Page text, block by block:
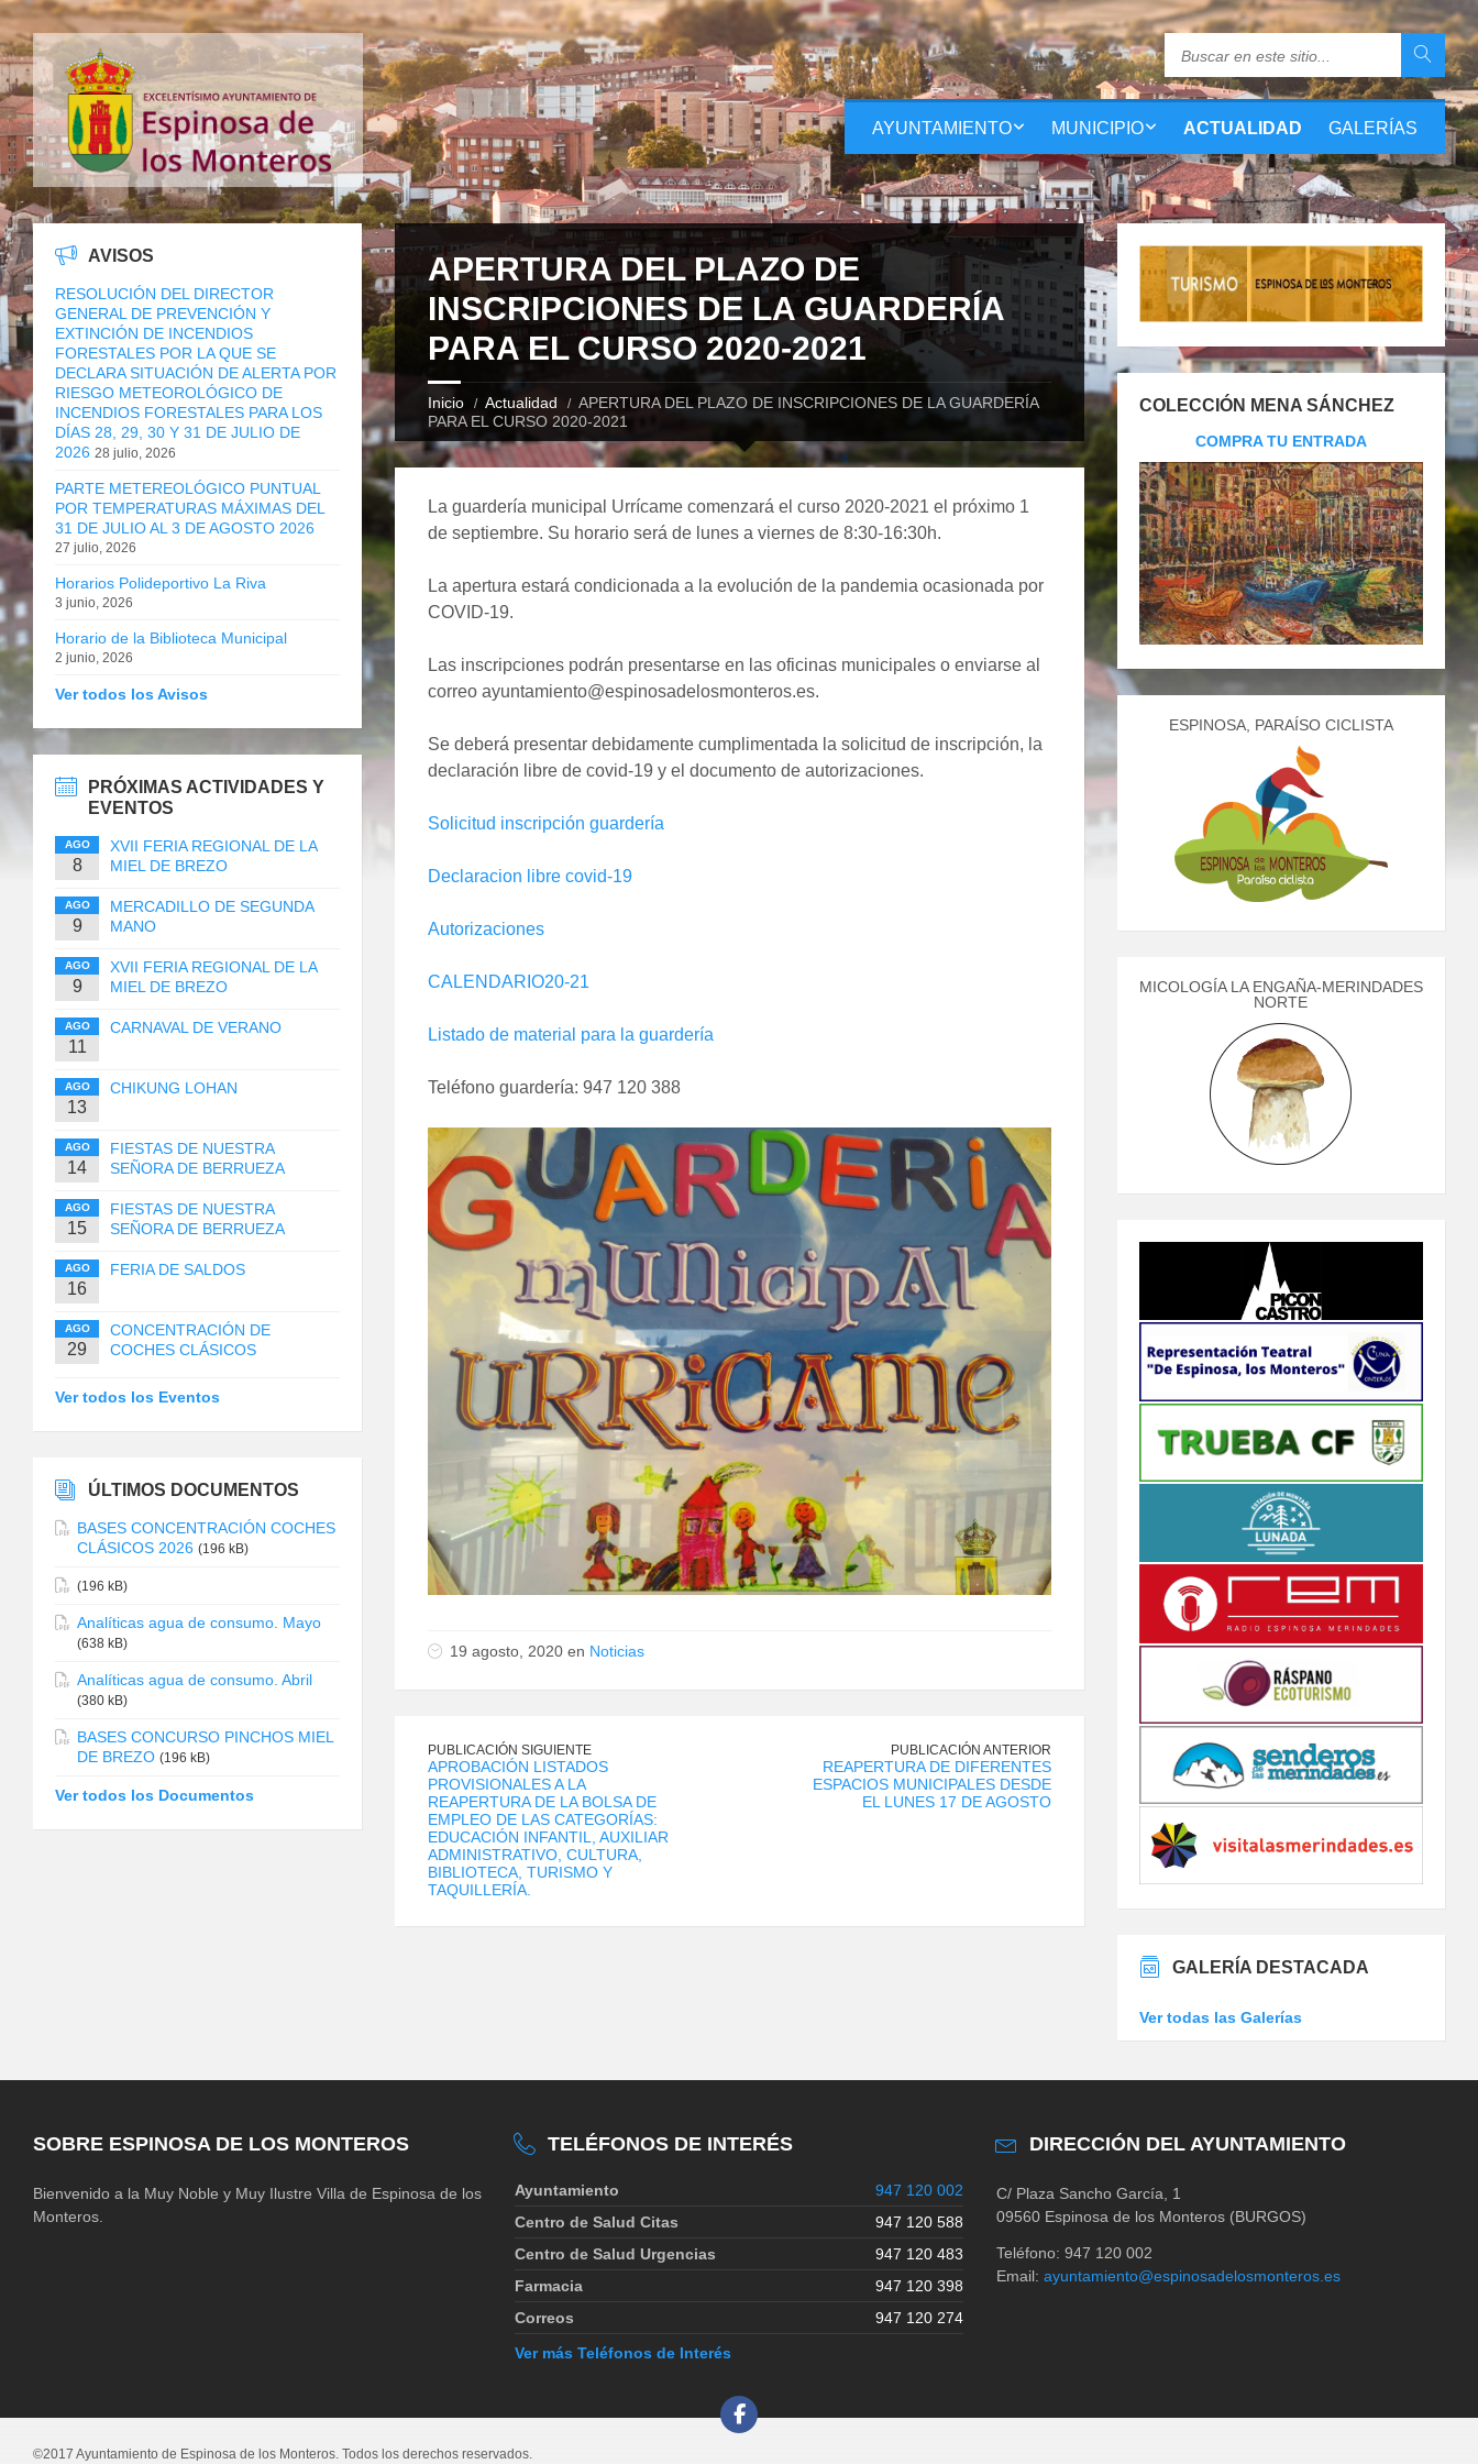
AYUNTAMIENTO MUNICIPIO ACTUALIDAD GALERÍAS
APERTURA DEL PLAZO DE
INSCRIPCIONES DE LA GUARDERÍA
PARA EL CURSO 2020-2021
Inicio Actualidad
APERTURA DEL PLAZO DE INSCRIPCIONES DE LA GUARDERÍA
PARA EL CURSO 2020-2021
La guardería municipal Urrícame comenzará el curso 2020-2021 el próximo 1
de septiembre. Su horario será de lunes a viernes de 8:30-16:30h.
La apertura estará condicionada a la evolución de la pandemia ocasionada por
COVID-19.
Las inscripciones podrán presentarse en las oficinas municipales o enviarse al
correo ayuntamiento@espinosadelosmonteros.es.
Se deberá presentar debidamente cumplimentada la solicitud de inscripción, la
declaración libre de covid-19 y el documento de autorizaciones.
Solicitud inscripción guardería
Declaracion libre covid-19
Autorizaciones
CALENDARIO20-21
Listado de material para la guardería
Teléfono guardería: 947 120 388
19 agosto, 2020 en Noticias
PUBLICACIÓN SIGUIENTE
APROBACIÓN LISTADOS
PROVISIONALES A LA
REAPERTURA DE LA BOLSA DE
EMPLEO DE LAS CATEGORÍAS:
EDUCACIÓN INFANTIL, AUXILIAR
ADMINISTRATIVO, CULTURA,
BIBLIOTECA, TURISMO Y
TAQUILLERÍA.
PUBLICACIÓN ANTERIOR
REAPERTURA DE DIFERENTES
ESPACIOS MUNICIPALES DESDE
EL LUNES 17 DE AGOSTO
AVISOS
RESOLUCIÓN DEL DIRECTOR
GENERAL DE PREVENCIÓN Y
EXTINCIÓN DE INCENDIOS
FORESTALES POR LA QUE SE
DECLARA SITUACIÓN DE ALERTA POR
RIESGO METEOROLÓGICO DE
INCENDIOS FORESTALES PARA LOS
DÍAS 28, 29, 30 Y 31 DE JULIO DE
2026 28 julio, 2026
PARTE METEREOLÓGICO PUNTUAL
POR TEMPERATURAS MÁXIMAS DEL
31 DE JULIO AL 3 DE AGOSTO 2026
27 julio, 2026
Horarios Polideportivo La Riva
3 junio, 2026
Horario de la Biblioteca Municipal
2 junio, 2026
Ver todos los Avisos
PRÓXIMAS ACTIVIDADES Y
EVENTOS
AGO
8
XVII FERIA REGIONAL DE LA
MIEL DE BREZO
AGO
9
MERCADILLO DE SEGUNDA
MANO
AGO
9
XVII FERIA REGIONAL DE LA
MIEL DE BREZO
AGO
11
CARNAVAL DE VERANO
AGO
13
CHIKUNG LOHAN
AGO
14
FIESTAS DE NUESTRA
SEÑORA DE BERRUEZA
AGO
15
FIESTAS DE NUESTRA
SEÑORA DE BERRUEZA
AGO
16
FERIA DE SALDOS
AGO
29
CONCENTRACIÓN DE
COCHES CLÁSICOS
Ver todos los Eventos
ÚLTIMOS DOCUMENTOS
BASES CONCENTRACIÓN COCHES
CLÁSICOS 2026 (196 kB)
(196 kB)
Analíticas agua de consumo. Mayo
(638 kB)
Analíticas agua de consumo. Abril
(380 kB)
BASES CONCURSO PINCHOS MIEL
DE BREZO (196 kB)
Ver todos los Documentos
COLECCIÓN MENA SÁNCHEZ
COMPRA TU ENTRADA
ESPINOSA, PARAÍSO CICLISTA
MICOLOGÍA LA ENGAÑA-MERINDADES
NORTE
GALERÍA DESTACADA
Ver todas las Galerías
SOBRE ESPINOSA DE LOS MONTEROS
Bienvenido a la Muy Noble y Muy Ilustre Villa de Espinosa de los
Monteros.
TELÉFONOS DE INTERÉS
Ayuntamiento
947 120 002
Centro de Salud Citas
947 120 588
Centro de Salud Urgencias
947 120 483
Farmacia
947 120 398
Correos
947 120 274
Ver más Teléfonos de Interés
DIRECCIÓN DEL AYUNTAMIENTO
C/ Plaza Sancho García, 1
09560 Espinosa de los Monteros (BURGOS)
Teléfono: 947 120 002
Email: ayuntamiento@espinosadelosmonteros.es
©2017 Ayuntamiento de Espinosa de los Monteros. Todos los derechos reservados.